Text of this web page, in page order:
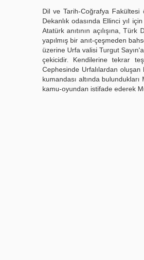
Dil ve Tarih-Coğrafya Fakültesi
Dekanlık odasında Ellinci yıl
Atatürk anıtının açılışına,
yapılmış bir anıt-çeşmeden
üzerine Urfa valisi Turgut
çekicidir. Kendilerine tekrar
Cephesinde Urfalılardan oluşan
kumandası altında
kamu-oyundan istifade ederek